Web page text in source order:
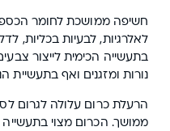
חשיפה ממושכת לחומר
לאלרגיות, לבעיות בכליות,
בתעשייה הכימית לייצור
נורות ומזגנים ואף בתעשיית
הרעלת כרום עלולה לגרום
ממושך. הכרום מצוי בתעשייה